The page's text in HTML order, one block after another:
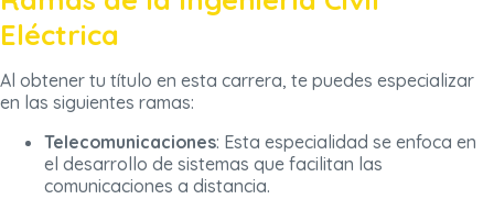
Eléctrica
Al obtener tu título en esta carrera, te puedes especializar
en las siguientes ramas:
Telecomunicaciones: Esta especialidad se enfoca en
el desarrollo de sistemas que facilitan las
comunicaciones a distancia.